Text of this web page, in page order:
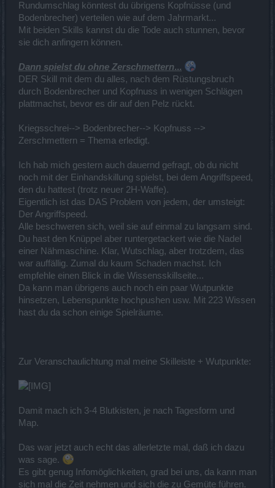
Rundumschlag könntest du übrigens Kopfnüsse (und
Bodenbrecher) verteilen wie auf dem Jahrmarkt...
Mit beiden Skills kannst du die Tode auch stunnen, bevor
sie dich anfingern können.
Dann spielst du ohne Zerschmettern...
DER Skill mit dem du alles, nach dem Rüstungsbruch
durch Bodenbrecher und Kopfnuss in wenigen Schlägen
plattmachst, bevor es dir auf den Pelz rückt.
Kriegsschrei--> Bodenbrecher--> Kopfnuss -->
Zerschmettern = Thema erledigt.
Ich hab mich gestern auch dauernd gefragt, ob du nicht
noch mit der Einhandskillung spielst, bei dem Angriffspeed,
den du hattest (trotz neuer 2H-Waffe).
Eigentlich ist das DAS Problem von jedem, der umsteigt:
Der Angriffspeed.
Alle beschweren sich, weil sie auf einmal zu langsam sind.
Du hast den Knüppel aber runtergetackert wie die Nadel
einer Nähmaschine. Klar, Wutschlag, aber trotzdem, das
war auffällig. Zumal du kaum Schaden machst. Ich
empfehle einen Blick in die Wissensskillseite...
Da kann man übrigens auch noch ein paar Wutpunkte
hinsetzen, Lebenspunkte hochpushen usw. Mit 223 Wissen
hast du da schon einige Spielräume.
Zur Veranschaulichtung mal meine Skilleiste + Wutpunkte:
Damit mach ich 3-4 Blutkisten, je nach Tagesform und
Map.
Das war jetzt auch echt das allerletzte mal, daß ich dazu
was sage.
Es gibt genug Infomöglichkeiten, grad bei uns, da kann man
sich mal die Zeit nehmen und sich die zu Gemüte führen.